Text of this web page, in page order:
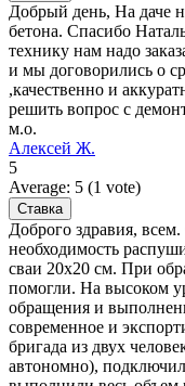
Добрый день, На даче
бетона. Спасибо
технику нам надо
и мы договорились о
,качественно и
решить вопрос с
м.о.
Алексей Ж.
5
Average: 5 (1 vote)
Доброго здравия,
необходимость
сваи 20х20 см. При
помогли. На высоком
обращения и
современное и
бригада из двух
автономно),